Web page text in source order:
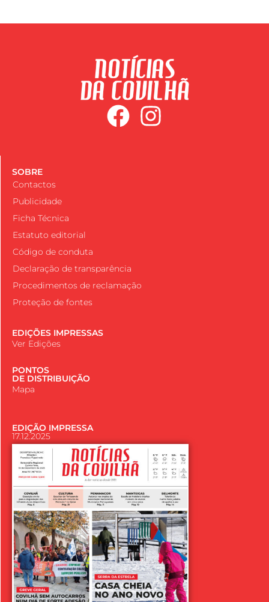
SOBRE
Contactos
Publicidade
Ficha Técnica
Estatuto editorial
Código de conduta
Declaração de transparência
Procedimentos de reclamação
Proteção de fontes
EDIÇÕES IMPRESSAS
Ver Edições
PONTOS
DE DISTRIBUIÇÃO
Mapa
EDIÇÃO IMPRESSA
17.12.2025